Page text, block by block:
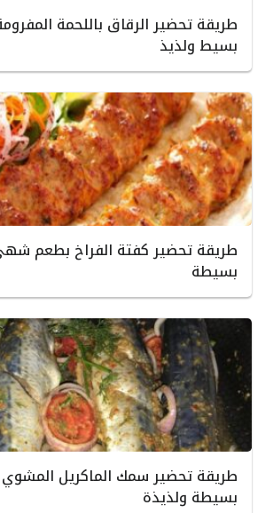
طريقة تحضير الرقاق باللحمة
بسيط ولذيذ
طريقة تحضير كفتة الفراخ بطعم
بسيطة
طريقة تحضير سمك الماكريل
بسيطة ولذيذة